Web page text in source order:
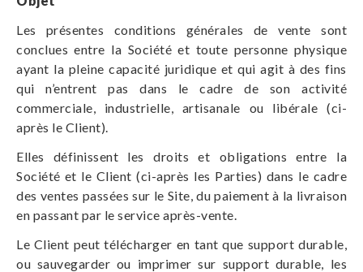
Les présentes conditions générales de vente sont
conclues entre la Société et toute personne physique
ayant la pleine capacité juridique et qui agit à des fins
qui n’entrent pas dans le cadre de son activité
commerciale, industrielle, artisanale ou libérale (ci-
après le Client).
Elles définissent les droits et obligations entre la
Société et le Client (ci-après les Parties) dans le cadre
des ventes passées sur le Site, du paiement à la livraison
en passant par le service après-vente.
Le Client peut télécharger en tant que support durable,
ou sauvegarder ou imprimer sur support durable, les